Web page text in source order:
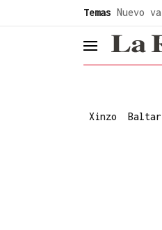
Temas Nuevo
Xinzo Baltar